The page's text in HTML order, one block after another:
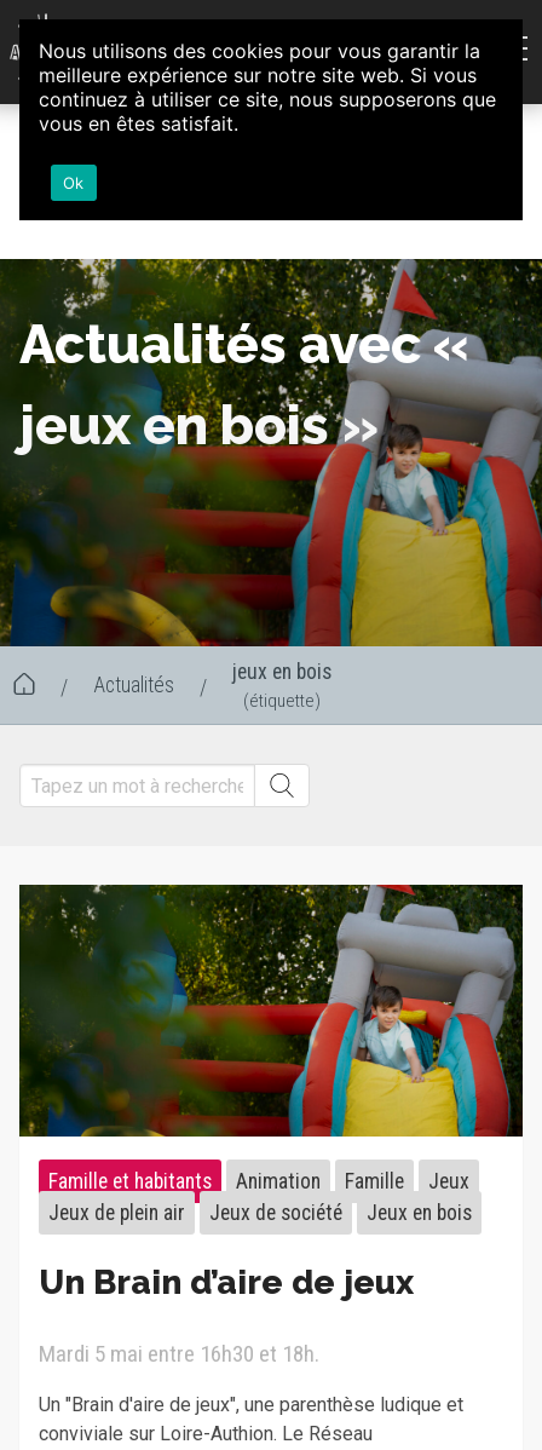
Aller au contenu
Association d'Animation et d'Initiatives Citoyennes
Loire-Authion
Actualités avec «
jeux en bois »
/ Actualités /
jeux en bois
(étiquette)
Famille et habitants Animation Famille
Jeux
Jeux de plein air
Jeux de société Jeux en bois
Un Brain d’aire de jeux
Mardi 5 mai entre 16h30 et 18h.
Un "Brain d'aire de jeux", une parenthèse ludique et
conviviale sur Loire-Authion. Le Réseau
Nous utilisons des cookies pour vous garantir la
meilleure expérience sur notre site web. Si vous
continuez à utiliser ce site, nous supposerons que
vous en êtes satisfait.
Ok